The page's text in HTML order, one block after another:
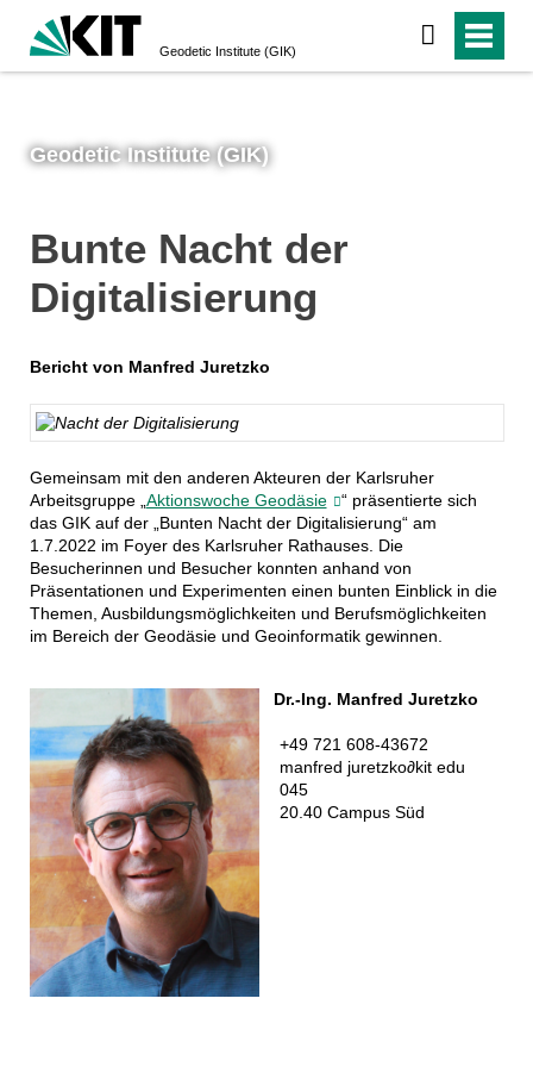
Geodetic Institute (GIK)
Geodetic Institute (GIK)
Bunte Nacht der
Digitalisierung
Bericht von Manfred Juretzko
Gemeinsam mit den anderen Akteuren der Karlsruher
Arbeitsgruppe „ Aktionswoche Geodäsie
“ präsentierte sich
das GIK auf der „Bunten Nacht der Digitalisierung“ am
1.7.2022 im Foyer des Karlsruher Rathauses. Die
Besucherinnen und Besucher konnten anhand von
Präsentationen und Experimenten einen bunten Einblick in die
Themen, Ausbildungsmöglichkeiten und Berufsmöglichkeiten
im Bereich der Geodäsie und Geoinformatik gewinnen.
Dr.-Ing. Manfred Juretzko
+49 721 608-43672
manfred juretzko∂kit edu
045
20.40 Campus Süd